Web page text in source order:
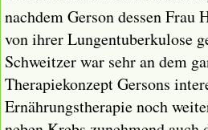
nachdem Gerson dessen Frau
von ihrer Lungentuberkulose
Schweitzer war sehr an dem
Therapiekonzept Gersons
Ernährungstherapie noch